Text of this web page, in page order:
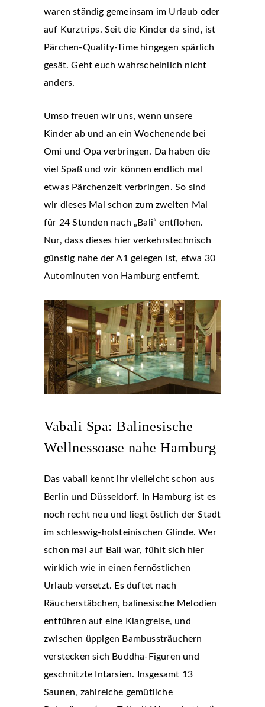
waren ständig gemeinsam im Urlaub oder
auf Kurztrips. Seit die Kinder da sind, ist
Pärchen-Quality-Time hingegen spärlich
gesät. Geht euch wahrscheinlich nicht
anders.
Umso freuen wir uns, wenn unsere
Kinder ab und an ein Wochenende bei
Omi und Opa verbringen. Da haben die
viel Spaß und wir können endlich mal
etwas Pärchenzeit verbringen. So sind
wir dieses Mal schon zum zweiten Mal
für 24 Stunden nach „Bali“ entflohen.
Nur, dass dieses hier verkehrstechnisch
günstig nahe der A1 gelegen ist, etwa 30
Autominuten von Hamburg entfernt.
Vabali Spa: Balinesische
Wellnessoase nahe Hamburg
Das vabali kennt ihr vielleicht schon aus
Berlin und Düsseldorf. In Hamburg ist es
noch recht neu und liegt östlich der Stadt
im schleswig-holsteinischen Glinde. Wer
schon mal auf Bali war, fühlt sich hier
wirklich wie in einen fernöstlichen
Urlaub versetzt. Es duftet nach
Räucherstäbchen, balinesische Melodien
entführen auf eine Klangreise, und
zwischen üppigen Bambussträuchern
verstecken sich Buddha-Figuren und
geschnitzte Intarsien. Insgesamt 13
Saunen, zahlreiche gemütliche